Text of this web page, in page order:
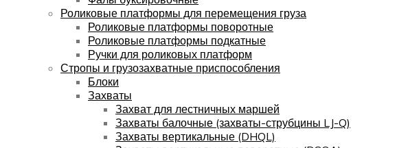
Роликовые платформы для перемещения груза
Роликовые платформы поворотные
Роликовые платформы подкатные
Ручки для роликовых платформ
Стропы и грузозахватные приспособления
Блоки
Захваты
Захват для лестничных маршей
Захваты балочные (захваты-струбцины LJ-Q)
Захваты вертикальные (DHQL)